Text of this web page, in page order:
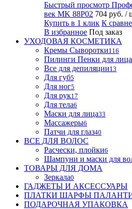
Быстрый просмотр
век MK 88P02 704 руб. /
Купить в 1 клик К
В избранное Под заказ
УХОДОВАЯ КОСМЕТИКА
Кремы Сыворотки116
Пилинги Пенки для лица
Все для депиляции13
Для губ5
Для ног5
Для рук17
Для тела6
Маски для лица33
Массажеры6
Патчи для глаз40
ВСЕ ДЛЯ ВОЛОС
Расчески, плойки6
Шампуни и маски для
ТОВАРЫ ДЛЯ ДОМА
Зеркала0
ГАДЖЕТЫ И АКСЕССУАРЫ
ПЛАТКИ ШАРФЫ
ПОДАРОЧНАЯ УПАКОВКА